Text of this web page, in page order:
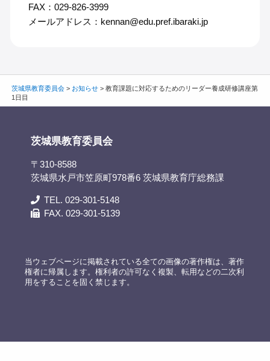
FAX：029-826-3999
メールアドレス：kennan@edu.pref.ibaraki.jp
茨城県教育委員会> お知らせ> 教育課題に対応するためのリーダー養成研修講座第
1日目
茨城県教育委員会
〒310-8588
茨城県水戸市笠原町978番6 茨城県教育庁総務課
TEL. 029-301-5148
FAX. 029-301-5139
当ウェブページに掲載されている全ての画像の著作権は、著作
権者に帰属します。権利者の許可なく複製、転用などの二次利
用をすることを固く禁じます。